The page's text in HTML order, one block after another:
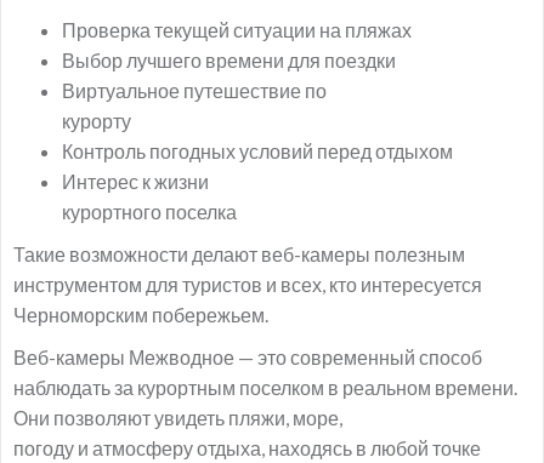
Проверка текущей ситуации на пляжах
Выбор лучшего времени для поездки
Виртуальное путешествие по
курорту
Контроль погодных условий перед отдыхом
Интерес к жизни
курортного поселка
Такие возможности делают веб-камеры полезным
инструментом для туристов и всех, кто интересуется
Черноморским побережьем.
Веб-камеры Межводное — это современный способ
наблюдать за курортным поселком в реальном времени.
Они позволяют увидеть пляжи, море,
погоду и атмосферу отдыха, находясь в любой точке